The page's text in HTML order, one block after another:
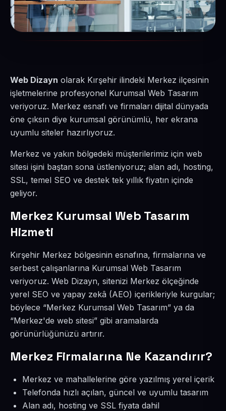
Web Dizayn olarak Kırşehir ilindeki Merkez ilçesinin
işletmelerine profesyonel Kurumsal Web Tasarım
veriyoruz. Merkez esnafı ve firmaları dijital dünyada
öne çıksın diye kurumsal görünümlü, her ekrana
uyumlu siteler hazırlıyoruz.
Merkez ve yakın bölgedeki müşterilerimiz için web
sitesi işini baştan sona üstleniyoruz; alan adı, hosting,
SSL, temel SEO ve destek tek yıllık fiyatın içinde
geliyor.
Merkez Kurumsal Web Tasarım
Hizmeti
Kırşehir Merkez bölgesinin esnafına, firmalarına ve
serbest çalışanlarına Kurumsal Web Tasarım
veriyoruz. Web Dizayn, sitenizi Merkez ölçeğinde
yerel SEO ve yapay zekâ (AEO) içerikleriyle kurgular;
böylece “Merkez Kurumsal Web Tasarım” ya da
“Merkez'de web sitesi” gibi aramalarda
görünürlüğünüzü artırır.
Merkez Firmalarına Ne Kazandırır?
Merkez ve mahallelerine göre yazılmış yerel içerik
Telefonda hızlı açılan, güncel ve uyumlu tasarım
Alan adı, hosting ve SSL fiyata dahil